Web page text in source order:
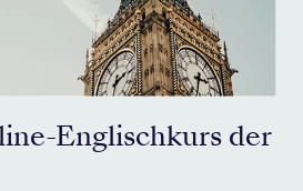
Englischkurs der